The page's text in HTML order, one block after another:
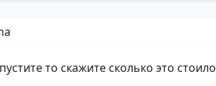
то скажите сколько это стоило